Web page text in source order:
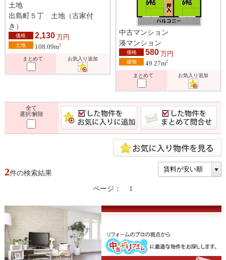
土地
出島町５丁 土地（古家付
き）
価格 2,130 万円
土地 108.09m2
まとめて お気入り追加
中古マンション
湊マンション
価格 580 万円
建物 49.27m2
まとめて お気入り追加
全て
選択/解除
2件の検索結果
ページ：
1